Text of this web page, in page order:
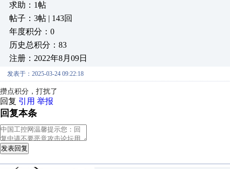
求助：1帖
帖子：3帖 | 143回
年度积分：0
历史总积分：83
注册：2022年8月09日
发表于：2025-03-24 09:22:18
攒点积分，打扰了
回复 引用 举报
回复本条
发表回复